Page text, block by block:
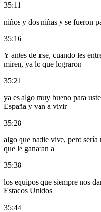
35:11
niños y dos niñas y se fueron
35:16
Y antes de irse, cuando les
miren, ya lo que lograron
35:21
ya es algo muy bueno para
España y van a vivir
35:28
algo que nadie vive, pero
que le ganaran a
35:38
los equipos que siempre nos
Estados Unidos
35:44